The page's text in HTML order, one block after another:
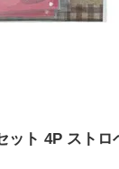
ット 4P ストロ